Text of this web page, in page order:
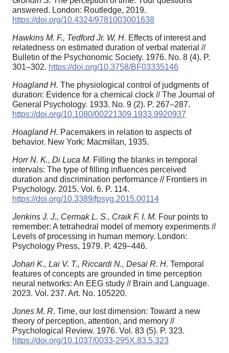
answered. London: Routledge, 2019.
https://doi.org/10.4324/9781003001638
Hawkins M. F., Tedford Jr. W. H. Effects of interest and
relatedness on estimated duration of verbal material //
Bulletin of the Psychonomic Society. 1976. No. 8 (4). P.
301–302. https://doi.org/10.3758/BF03335146
Hoagland H. The physiological control of judgments of
duration: Evidence for a chemical clock // The Journal of
General Psychology. 1933. No. 9 (2). P. 267–287.
https://doi.org/10.1080/00221309.1933.9920937
Hoagland H. Pacemakers in relation to aspects of
behavior. New York: Macmillan, 1935.
Horr N. K., Di Luca M. Filling the blanks in temporal
intervals: The type of filling influences perceived
duration and discrimination performance // Frontiers in
Psychology. 2015. Vol. 6. P. 114.
https://doi.org/10.3389/fpsyg.2015.00114
Jenkins J. J., Cermak L. S., Craik F. I. M. Four points to
remember: A tetrahedral model of memory experiments //
Levels of processing in human memory. London:
Psychology Press, 1979. P. 429–446.
Johari K., Lai V. T., Riccardi N., Desai R. H. Temporal
features of concepts are grounded in time perception
neural networks: An EEG study // Brain and Language.
2023. Vol. 237. Art. No. 105220.
Jones M. R. Time, our lost dimension: Toward a new
theory of perception, attention, and memory //
Psychological Review. 1976. Vol. 83 (5). P. 323.
https://doi.org/10.1037/0033-295X.83.5.323